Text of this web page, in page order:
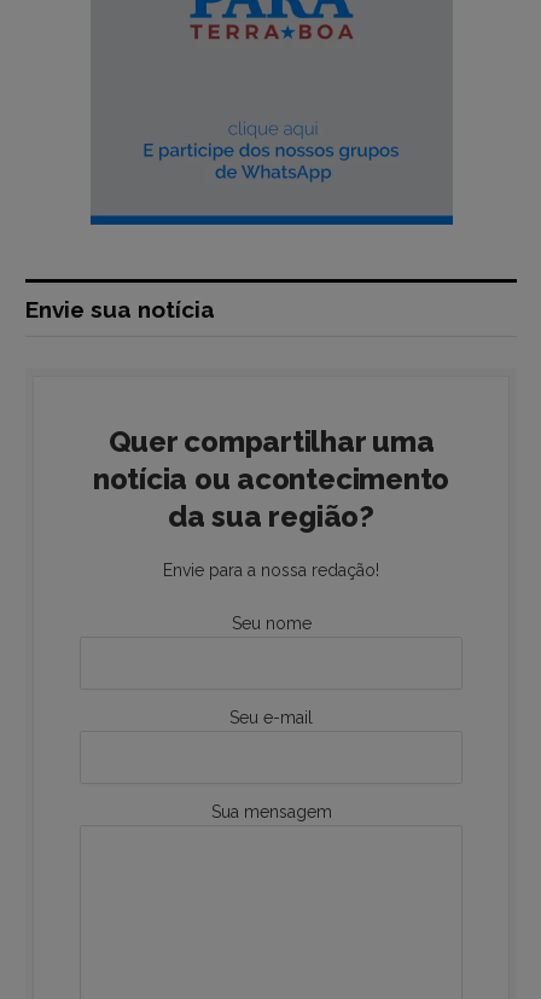
Envie sua notícia
Quer compartilhar uma
notícia ou acontecimento
da sua região?
Envie para a nossa redação!
Seu nome
Seu e-mail
Sua mensagem